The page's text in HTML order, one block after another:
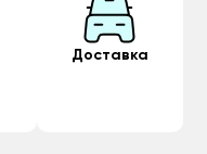
Доставка